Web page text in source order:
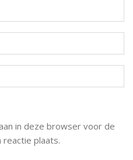
in deze browser voor de
reactie plaats.